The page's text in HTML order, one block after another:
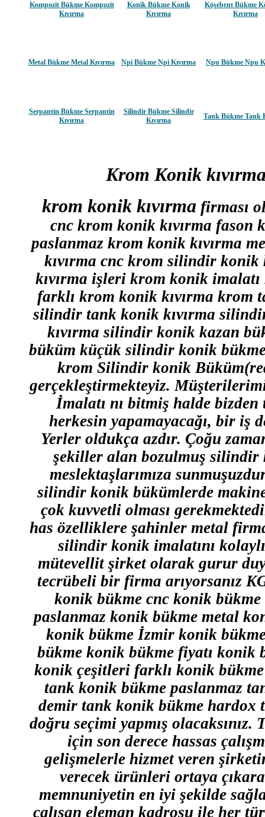
Kompozit Bükme Kompozit
Kıvırma
Konik Bükme Konik
Kıvırma
Köşebent Bükme
Kıvırma
Metal Bükme Metal Kıvırma Npi Bükme Npi Kıvırma Npu Bükme Npu
Serpantin Bükme Serpantin
Kıvırma
Silindir Bükme Silindir
Kıvırma
Tank Bükme Tank
Krom Konik
krom konik kıvırmafirması
cnc krom konik kıvırma fason
paslanmaz krom konik kıvırma
kıvırma cnc krom silindir konik
kıvırma işleri krom konik
farklı krom konik kıvırma krom
silindir tank konik kıvırma
kıvırma silindir konik kazan
büküm küçük silindir konik
krom Silindir konik
gerçekleştirmekteyiz.
İmalatı nı bitmiş halde
herkesin yapamayacağı, bir
Yerler oldukça azdır. Çoğu
şekiller alan bozulmuş
meslektaşlarımıza
silindir konik bükümlerde
çok kuvvetli olması
has özelliklere şahinler metal
silindir konik imalatını
mütevellit şirket olarak gurur
tecrübeli bir firma arıyorsanız
konik bükme cnc konik
paslanmaz konik bükme metal
konik bükme İzmir konik
bükme konik bükme fiyatı
konik çeşitleri farklı konik
tank konik bükme paslanmaz
demir tank konik bükme
doğru seçimi yapmış
için son derece hassas
gelişmelerle hizmet veren
verecek ürünleri ortaya
memnuniyetin en iyi şekilde
çalışan eleman kadrosu ile her